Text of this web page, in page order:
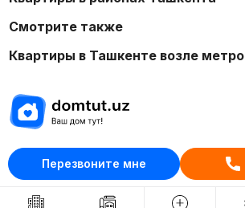
Перезвоните мне
Смотрите также
Квартиры в Ташкенте возле метро
Отдел рекламы
+998 (78) 113-20-86
+998 (93) 390-30-10